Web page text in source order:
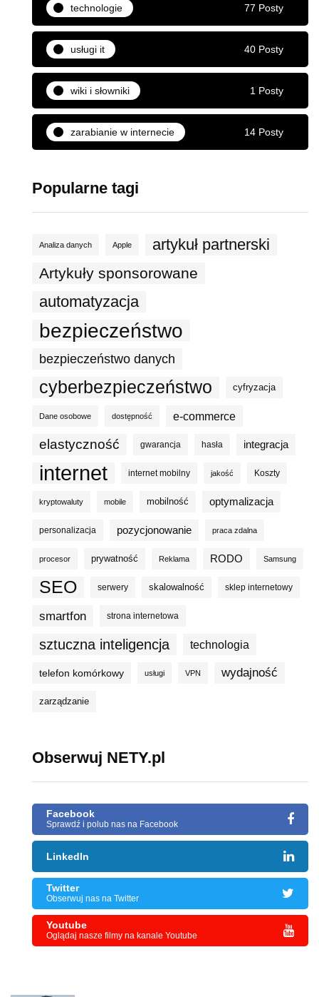
technologie 77 Posty
usługi it 40 Posty
wiki i słowniki 1 Posty
zarabianie w internecie 14 Posty
Popularne tagi
Analiza danych Apple artykuł partnerski
Artykuły sponsorowane
automatyzacja
bezpieczeństwo
bezpieczeństwo danych
cyberbezpieczeństwo cyfryzacja
Dane osobowe dostępność e-commerce
elastyczność gwarancja hasła integracja
internet internet mobilny jakość Koszty
kryptowaluty mobile mobilność optymalizacja
personalizacja pozycjonowanie praca zdalna
procesor prywatność Reklama RODO Samsung
SEO serwery skalowalność sklep internetowy
smartfon strona internetowa
sztuczna inteligencja technologia
telefon komórkowy usługi VPN wydajność
zarządzanie
Obserwuj NETY.pl
Facebook
Sprawdź i polub nas na Facebook
LinkedIn
Twitter
Obserwuj nas na Twitter
Youtube
Oglądaj nasze filmy na kanale Youtube